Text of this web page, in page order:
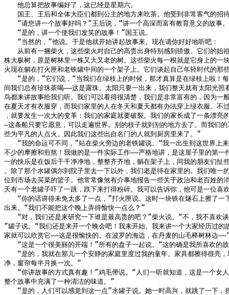
他总算把故事编好了，这已经是星期六。
国王、王后和全体大臣们都到公主的地方来吃茶。他受到非常客气的招
“请您讲一个故事好吗？”王后说，“讲一个高深而富有教育意义的故事
“是的，讲一个使我们发笑的故事！”国王说。
“当然的，”他说。于是他就开始讲起故事来。现在请你好好地听吧：
从前有一捆柴火，这些柴火对自己的高贵出身特别感到骄傲。它们的始
株大枞树，原是树林里一株又大又老的树。这些柴火每一根就是它身上的一
火现在躺在打火匣和老铁罐中间的一个架子上。它们谈起自己年轻时代的那
“是的，”它们说，“当我们在绿枝上的时候，那才真算是在绿枝上啦！
间我们总有珍珠茶喝——这是露珠。太阳只要一出来，我们整天就有太阳光照
鸟都来讲故事给我们听。我们可以看得很清楚，我们是非常富有的，因为一
在夏天才有衣服穿，而我们家里的人在冬天和夏天都有办法穿上绿衣服。不
，就要发生一次大的变革：我们的家庭就要破裂。我们的家长成了一条漂亮
—这条船只要它愿意，可以走遍世界。别的枝子就到别的地方去了。而我们
些为平凡的人点火。因此我们这些出自名门的人就到厨房里来了。”
“我的命运可不同，”站在柴火旁边的老铁罐说。“我一出生到这世界上
不少的摩擦和煎熬！我做的是一件实际工作——严格地讲，是这屋子里的第一
一的快乐是在饭后干干净净地，整整齐齐地，躺在架子上，同我的朋友们扯
。除了那个水罐偶尔到院子里去一下以外，我们老是待在家里的。我们唯一
位到市场去买菜的篮子。他常常像煞有介事地报告一些关于政治和老百姓的
天有一个老罐子吓了一跳，跌下来打得粉碎。我可以告诉你，他可是一位喜
“你的话讲得未免太多了一点，”打火匣说。这时一块铁在燧石上擦了一
出来。“我们不能把这个晚上弄得愉快一点么？”
“对，我们还是来研究一下谁是最高贵的吧？”柴火说。“不，我不喜欢
”罐子说。“我们还是来开一个晚会吧！我来开始。我来讲一个大家经历过的
家就可以欣赏它——这是很愉快的。在波罗的海边，在丹麦的山毛榉树林边
“这是一个很美丽的开端！”所有的盘子一起说。“这的确是我所喜欢的
“是的，我就在那儿一个安静的家庭里度过我的童年。家具都擦得很亮，
净，窗帘每半月换一次。”
“你讲故事的方式真有趣！”鸡毛帚说。“人们一听就知道，这是一个女
整个故事中充满了一种清洁的味道。”
“是的，人们可以感觉到这一点”水罐子说。她一时高兴，就跳了一下，